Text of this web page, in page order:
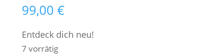
99,00 €
Entdeck dich neu!
7 vorrätig